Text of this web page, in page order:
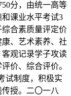
分，由统一高等
课业水平考试3
合素质量评定价
、艺术素养、社
观记录学子攻读
价、综合评价。
试制度，积极实
授。二〇一八